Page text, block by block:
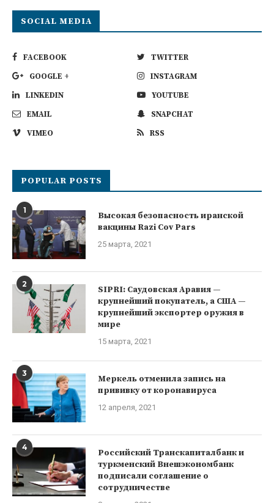
SOCIAL MEDIA
FACEBOOK
TWITTER
GOOGLE +
INSTAGRAM
LINKEDIN
YOUTUBE
EMAIL
SNAPCHAT
VIMEO
RSS
POPULAR POSTS
1
Высокая безопасность иранской
вакцины Razi Cov Pars
25 марта, 2021
2
SIPRI: Саудовская Аравия —
крупнейший покупатель, а США —
крупнейший экспортер оружия в
мире
15 марта, 2021
3
Меркель отменила запись на
прививку от коронавируса
12 апреля, 2021
4
Российский Транскапиталбанк и
туркменский Внешэкономбанк
подписали соглашение о
сотрудничестве